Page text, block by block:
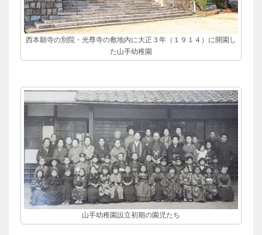
西本願寺の別院・光尊寺の敷地内に大正３年（１９１４）に開園し
た山手幼稚園
山手幼稚園設立初期の園児たち